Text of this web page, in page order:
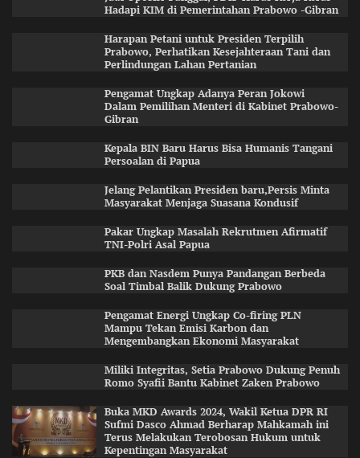
Hadapi KIM di Pemerintahan Prabowo -Gibran
Harapan Petani untuk Presiden Terpilih
Prabowo, Perhatikan Kesejahteraan Tani dan
Perlindungan Lahan Pertanian
Pengamat Ungkap Adanya Peran Jokowi
Dalam Pemilihan Menteri di Kabinet Prabowo-
Gibran
Kepala BIN Baru Harus Bisa Humanis Tangani
Persoalan di Papua
Jelang Pelantikan Presiden baru,Persis Minta
Masyarakat Menjaga Suasana Kondusif
Pakar Ungkap Masalah Rekrutmen Afirmatif
TNI-Polri Asal Papua
PKB dan Nasdem Punya Pandangan Berbeda
Soal Timbal Balik Dukung Prabowo
Pengamat Energi Ungkap Co-firing PLN
Mampu Tekan Emisi Karbon dan
Mengembangkan Ekonomi Masyarakat
Miliki Integritas, Setia Prabowo Dukung Penuh
Romo Syafii Bantu Kabinet Zaken Prabowo
Buka MKD Awards 2024, Wakil Ketua DPR RI
Sufmi Dasco Ahmad Berharap Mahkamah ini
Terus Melakukan Terobosan Hukum untuk
Kepentingan Masyarakat